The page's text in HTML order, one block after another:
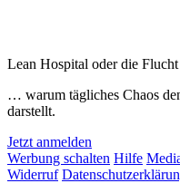
Lean Hospital oder die Flucht
… warum tägliches Chaos
darstellt.
Jetzt anmelden
Werbung schalten Hilfe
Widerruf